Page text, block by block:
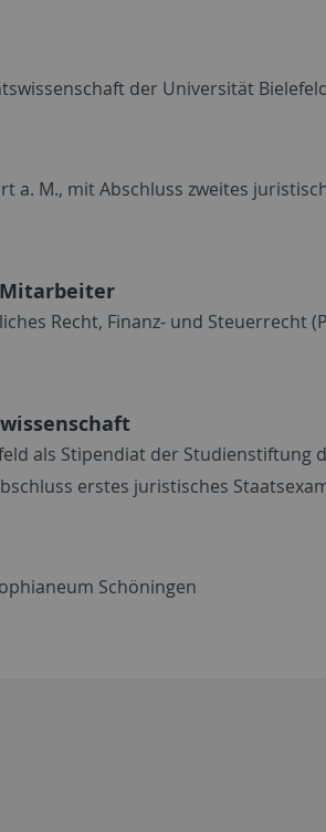
der Universität
a. M., mit Abschluss zweites
Recht, Finanz- und Steuerrecht
als Stipendiat der Studienstiftung
erstes juristisches
Schöningen